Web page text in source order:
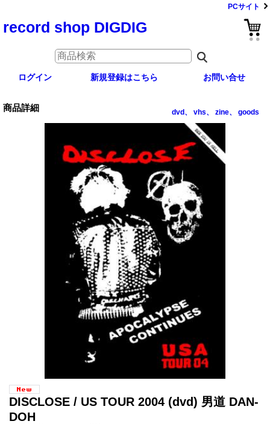
PCサイト
record shop DIGDIG
ログイン 新規登録はこちら お問い合せ
商品詳細 dvd、 vhs、 zine、 goods
DISCLOSE / US TOUR 2004 (dvd) 男道 DAN-
DOH